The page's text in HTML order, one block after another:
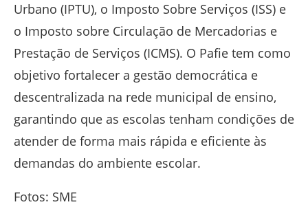
Urbano (IPTU), o Imposto Sobre Serviços (ISS) e
o Imposto sobre Circulação de Mercadorias e
Prestação de Serviços (ICMS). O Pafie tem como
objetivo fortalecer a gestão democrática e
descentralizada na rede municipal de ensino,
garantindo que as escolas tenham condições de
atender de forma mais rápida e eficiente às
demandas do ambiente escolar.
Fotos: SME